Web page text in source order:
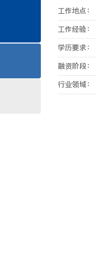
工作地点：
工作经验：
学历要求：
融资阶段：
行业领域：